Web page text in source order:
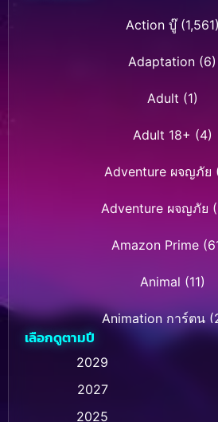
Action บู๊(1,561)
Adaptation (6)
Adult (1)
Adult 18+ (4)
Adventure ผจญภัย
Adventure ผจญภัย
Amazon Prime
Animal (11)
Animation การ์ตูน
Animation การ์ตูน
Animation การ์ตูน
เลือกดูตามปี
2029
2027
2025